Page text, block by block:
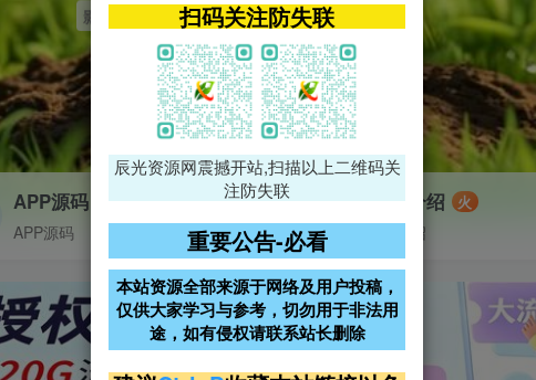
影视 神马 getapp 原神
APP源码
APP源码
VIP特权介绍 火
VIP特权介绍
扫码关注防失联
辰光资源网震撼开站,扫描以上二维码关
注防失联
重要公告-必看
本站资源全部来源于网络及用户投稿，
仅供大家学习与参考，切勿用于非法用
途，如有侵权请联系站长删除